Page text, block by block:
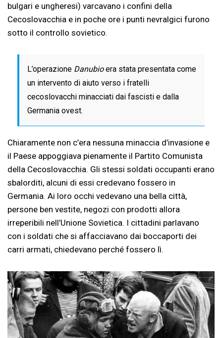
bulgari e ungheresi) varcavano i confini della
Cecoslovacchia e in poche ore i punti nevralgici furono
sotto il controllo sovietico.
L’operazione Danubioera stata presentata come
un intervento di aiuto verso i fratelli
cecoslovacchi minacciati dai fascisti e dalla
Germania ovest.
Chiaramente non c’era nessuna minaccia d’invasione e
il Paese appoggiava pienamente il Partito Comunista
della Cecoslovacchia. Gli stessi soldati occupanti erano
sbalorditi, alcuni di essi credevano fossero in
Germania. Ai loro occhi vedevano una bella città,
persone ben vestite, negozi con prodotti allora
irreperibili nell’Unione Sovietica. I cittadini parlavano
con i soldati che si affacciavano dai boccaporti dei
carri armati, chiedevano perché fossero lì.